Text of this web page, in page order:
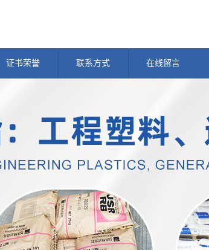
证书荣誉 联系方式 在线留言